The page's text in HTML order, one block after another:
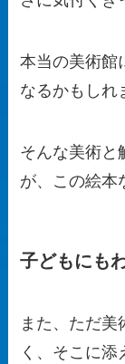
本当の美術館
なるかもしれ
そんな美術と
が、この絵本
子どもにも
また、ただ美
く、そこに